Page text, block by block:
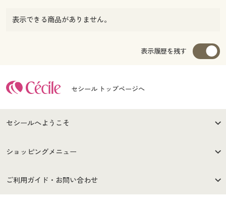
表示できる商品がありません。
表示履歴を残す
セシール トップページへ
セシールへようこそ
はじめての方へ
セシールご利用規約
ショッピングメニュー
商品カテゴリ
ご利用ガイド・お問い合わせ